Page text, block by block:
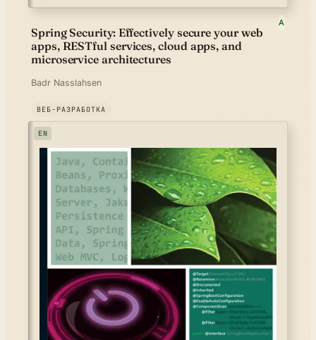
Spring Security: Effectively secure your web
apps, RESTful services, cloud apps, and
microservice architectures
A
Badr Nasslahsen
ВЕБ-РАЗРАБОТКА
EN